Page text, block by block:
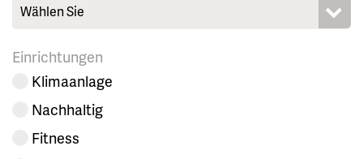
Wählen Sie
Einrichtungen
Klimaanlage
Nachhaltig
Fitness